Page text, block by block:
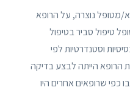
מטופל נוצרה, על הרופא
טיפול סביר בטיפול
וסטנדרטיות לפי
הרופא הייתה לבצע בדיקה
כפי שרופאים אחרים היו